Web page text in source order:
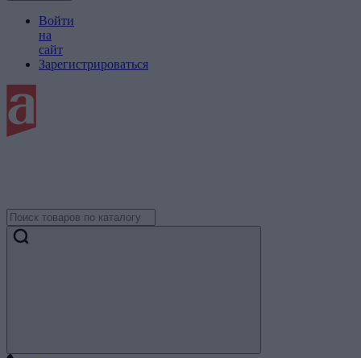
Войти
на
сайт
Зарегистрироваться